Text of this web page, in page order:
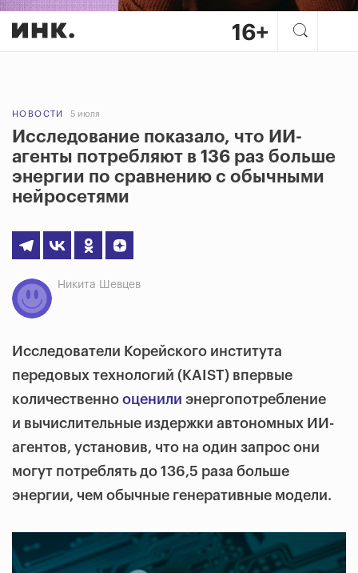
НОВОСТИ 5 июля
Исследование показало, что ИИ-
агенты потребляют в 136 раз больше
энергии по сравнению с обычными
нейросетями
Никита Шевцев
Исследователи Корейского института
передовых технологий (KAIST) впервые
количественно оценили энергопотребление
и вычислительные издержки автономных ИИ-
агентов, установив, что на один запрос они
могут потреблять до 136,5 раза больше
энергии, чем обычные генеративные модели.